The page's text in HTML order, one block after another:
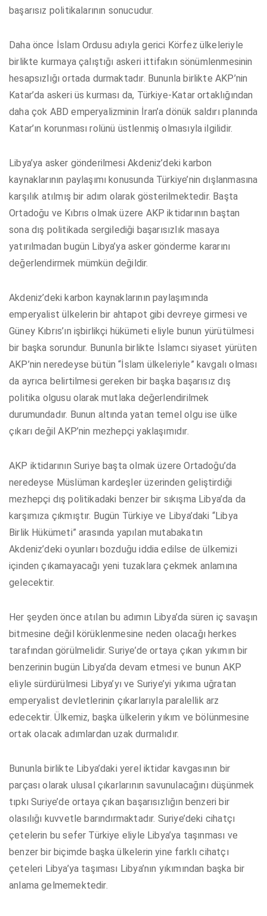
başarısız politikalarının sonucudur.
Daha önce İslam Ordusu adıyla gerici Körfez ülkeleriyle
birlikte kurmaya çalıştığı askeri ittifakın sönümlenmesinin
hesapsızlığı ortada durmaktadır. Bununla birlikte AKP’nin
Katar’da askeri üs kurması da, Türkiye-Katar ortaklığından
daha çok ABD emperyalizminin İran’a dönük saldırı planında
Katar’ın korunması rolünü üstlenmiş olmasıyla ilgilidir.
Libya’ya asker gönderilmesi Akdeniz’deki karbon
kaynaklarının paylaşımı konusunda Türkiye’nin dışlanmasına
karşılık atılmış bir adım olarak gösterilmektedir. Başta
Ortadoğu ve Kıbrıs olmak üzere AKP iktidarının baştan
sona dış politikada sergilediği başarısızlık masaya
yatırılmadan bugün Libya’ya asker gönderme kararını
değerlendirmek mümkün değildir.
Akdeniz’deki karbon kaynaklarının paylaşımında
emperyalist ülkelerin bir ahtapot gibi devreye girmesi ve
Güney Kıbrıs’ın işbirlikçi hükümeti eliyle bunun yürütülmesi
bir başka sorundur. Bununla birlikte İslamcı siyaset yürüten
AKP’nin neredeyse bütün “İslam ülkeleriyle” kavgalı olması
da ayrıca belirtilmesi gereken bir başka başarısız dış
politika olgusu olarak mutlaka değerlendirilmek
durumundadır. Bunun altında yatan temel olgu ise ülke
çıkarı değil AKP’nin mezhepçi yaklaşımıdır.
AKP iktidarının Suriye başta olmak üzere Ortadoğu’da
neredeyse Müslüman kardeşler üzerinden geliştirdiği
mezhepçi dış politikadaki benzer bir sıkışma Libya’da da
karşımıza çıkmıştır. Bugün Türkiye ve Libya’daki “Libya
Birlik Hükümeti” arasında yapılan mutabakatın
Akdeniz’deki oyunları bozduğu iddia edilse de ülkemizi
içinden çıkamayacağı yeni tuzaklara çekmek anlamına
gelecektir.
Her şeyden önce atılan bu adımın Libya’da süren iç savaşın
bitmesine değil körüklenmesine neden olacağı herkes
tarafından görülmelidir. Suriye’de ortaya çıkan yıkımın bir
benzerinin bugün Libya’da devam etmesi ve bunun AKP
eliyle sürdürülmesi Libya’yı ve Suriye’yi yıkıma uğratan
emperyalist devletlerinin çıkarlarıyla paralellik arz
edecektir. Ülkemiz, başka ülkelerin yıkım ve bölünmesine
ortak olacak adımlardan uzak durmalıdır.
Bununla birlikte Libya’daki yerel iktidar kavgasının bir
parçası olarak ulusal çıkarlarının savunulacağını düşünmek
tıpkı Suriye’de ortaya çıkan başarısızlığın benzeri bir
olasılığı kuvvetle barındırmaktadır. Suriye’deki cihatçı
çetelerin bu sefer Türkiye eliyle Libya’ya taşınması ve
benzer bir biçimde başka ülkelerin yine farklı cihatçı
çeteleri Libya’ya taşıması Libya’nın yıkımından başka bir
anlama gelmemektedir.